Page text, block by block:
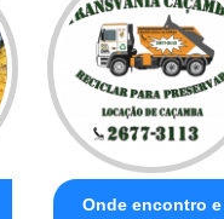
Onde encontro e